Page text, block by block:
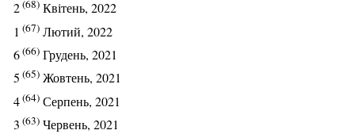
2(68) Квітень, 2022
1 (67) Лютий, 2022
6(66) Грудень, 2021
5 (65) Жовтень, 2021
4(64) Серпень, 2021
3 (63) Червень, 2021